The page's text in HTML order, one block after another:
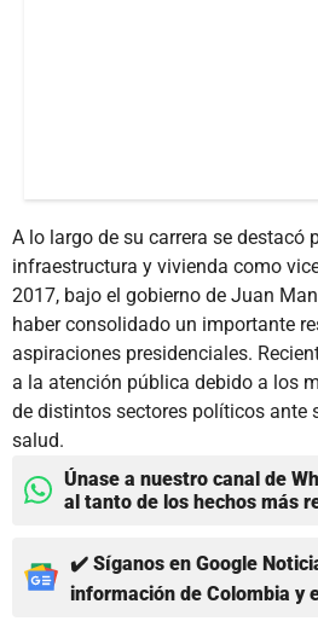
A lo largo de su carrera se destacó
infraestructura y vivienda como
2017, bajo el gobierno de Juan
haber consolidado un importante
aspiraciones presidenciales.
a la atención pública debido a los
de distintos sectores políticos ante
salud.
Únase a nuestro canal de
al tanto de los hechos más
✔️ Síganos en Google
información de Colombia y